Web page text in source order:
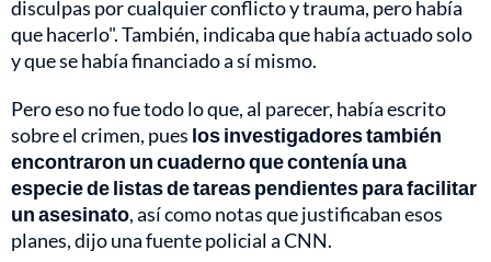
disculpas por cualquier conflicto y trauma, pero había
que hacerlo". También, indicaba que había actuado solo
y que se había financiado a sí mismo.
Pero eso no fue todo lo que, al parecer, había escrito
sobre el crimen, pues los investigadores también
encontraron un cuaderno que contenía una
especie de listas de tareas pendientes para facilitar
un asesinato, así como notas que justificaban esos
planes, dijo una fuente policial a CNN.